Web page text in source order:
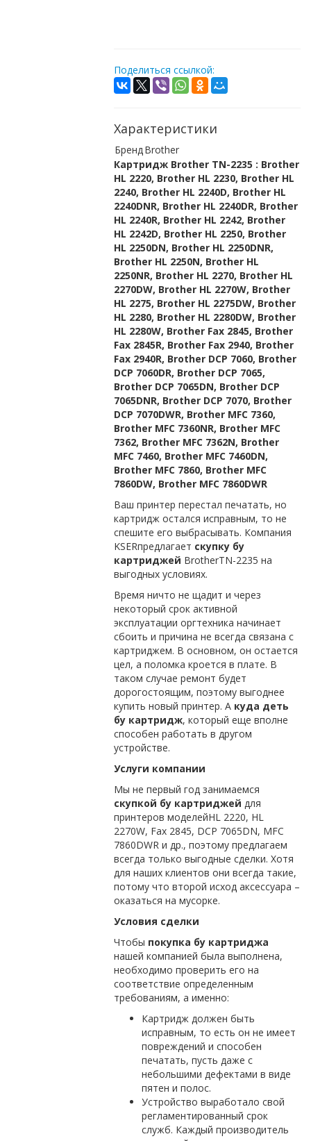
Поделиться ссылкой:
Характеристики
БрендBrother
Картридж Brother TN-2235 : Brother
HL 2220, Brother HL 2230, Brother HL
2240, Brother HL 2240D, Brother HL
2240DNR, Brother HL 2240DR, Brother
HL 2240R, Brother HL 2242, Brother
HL 2242D, Brother HL 2250, Brother
HL 2250DN, Brother HL 2250DNR,
Brother HL 2250N, Brother HL
2250NR, Brother HL 2270, Brother HL
2270DW, Brother HL 2270W, Brother
HL 2275, Brother HL 2275DW, Brother
HL 2280, Brother HL 2280DW, Brother
HL 2280W, Brother Fax 2845, Brother
Fax 2845R, Brother Fax 2940, Brother
Fax 2940R, Brother DCP 7060, Brother
DCP 7060DR, Brother DCP 7065,
Brother DCP 7065DN, Brother DCP
7065DNR, Brother DCP 7070, Brother
DCP 7070DWR, Brother MFC 7360,
Brother MFC 7360NR, Brother MFC
7362, Brother MFC 7362N, Brother
MFC 7460, Brother MFC 7460DN,
Brother MFC 7860, Brother MFC
7860DW, Brother MFC 7860DWR
Ваш принтер перестал печатать, но
картридж остался исправным, то не
спешите его выбрасывать. Компания
KSERпредлагает скупку бу
картриджей BrotherTN-2235 на
выгодных условиях.
Время ничто не щадит и через
некоторый срок активной
эксплуатации оргтехника начинает
сбоить и причина не всегда связана с
картриджем. В основном, он остается
цел, а поломка кроется в плате. В
таком случае ремонт будет
дорогостоящим, поэтому выгоднее
купить новый принтер. А куда деть
бу картридж, который еще вполне
способен работать в другом
устройстве.
Услуги компании
Мы не первый год занимаемся
скупкой бу картриджей для
принтеров моделейHL 2220, HL
2270W, Fax 2845, DCP 7065DN, MFC
7860DWR и др., поэтому предлагаем
всегда только выгодные сделки. Хотя
для наших клиентов они всегда такие,
потому что второй исход аксессуара –
оказаться на мусорке.
Условия сделки
Чтобы покупка бу картриджа
нашей компанией была выполнена,
необходимо проверить его на
соответствие определенным
требованиям, а именно:
Картридж должен быть
исправным, то есть он не имеет
повреждений и способен
печатать, пусть даже с
небольшими дефектами в виде
пятен и полос.
Устройство выработало свой
регламентированный срок
служб. Каждый производитель